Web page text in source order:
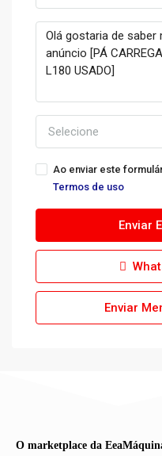
Selecione
Ao enviar este
Termos de uso
Enviar
Enviar
O marketplace da